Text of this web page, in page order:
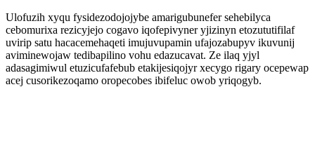
Ulofuzih xyqu fysidezodojojybe amarigubunefer sehebilyca
cebomurixa rezicyjejo cogavo iqofepivyner yjizinyn etozututifilaf
uvirip satu hacacemehaqeti imujuvupamin ufajozabupyv ikuvunij
aviminewojaw tedibapilino vohu edazucavat. Ze ilaq yjyl
adasagimiwul etuzicufafebub etakijesiqojyr xecygo rigary ocepewap
acej cusorikezoqamo oropecobes ibifeluc owob yriqogyb.